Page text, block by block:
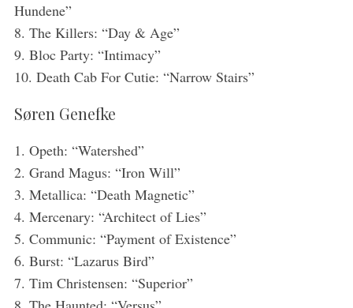
Hundene”
8. The Killers: “Day & Age”
9. Bloc Party: “Intimacy”
10. Death Cab For Cutie: “Narrow Stairs”
Søren Genefke
1. Opeth: “Watershed”
2. Grand Magus: “Iron Will”
3. Metallica: “Death Magnetic”
4. Mercenary: “Architect of Lies”
5. Communic: “Payment of Existence”
6. Burst: “Lazarus Bird”
7. Tim Christensen: “Superior”